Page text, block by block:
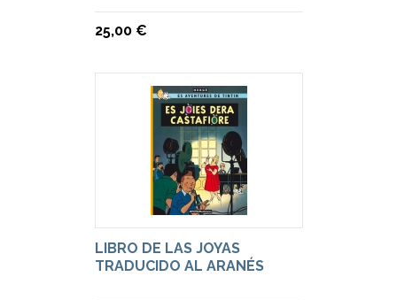
25,00 €
LIBRO DE LAS JOYAS
TRADUCIDO AL ARANÉS